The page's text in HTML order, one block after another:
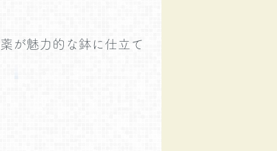
が魅力的な鉢に仕立て